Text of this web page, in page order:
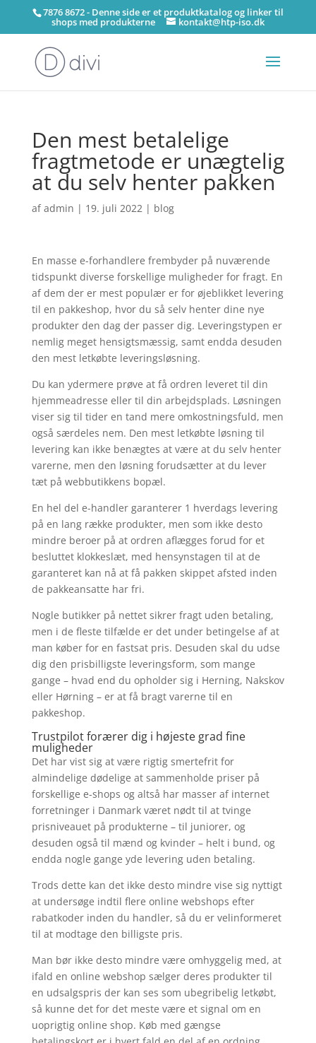
7876 8672 - Denne side er et produktkatalog og linker til
shops med produkterne kontakt@htp-iso.dk
Den mest betalelige
fragtmetode er unægtelig
at du selv henter pakken
afadmin | 19. juli 2022| blog
En masse e-forhandlere frembyder på nuværende
tidspunkt diverse forskellige muligheder for fragt. En
af dem der er mest populær er for øjeblikket levering
til en pakkeshop, hvor du så selv henter dine nye
produkter den dag der passer dig. Leveringstypen er
nemlig meget hensigtsmæssig, samt endda desuden
den mest letkøbte leveringsløsning.
Du kan ydermere prøve at få ordren leveret til din
hjemmeadresse eller til din arbejdsplads. Løsningen
viser sig til tider en tand mere omkostningsfuld, men
også særdeles nem. Den mest letkøbte løsning til
levering kan ikke benægtes at være at du selv henter
varerne, men den løsning forudsætter at du lever
tæt på webbutikkens bopæl.
En hel del e-handler garanterer 1 hverdags levering
på en lang række produkter, men som ikke desto
mindre beroer på at ordren aflægges forud for et
besluttet klokkeslæt, med hensynstagen til at de
garanteret kan nå at få pakken skippet afsted inden
de pakkeansatte har fri.
Nogle butikker på nettet sikrer fragt uden betaling,
men i de fleste tilfælde er det under betingelse af at
man køber for en fastsat pris. Desuden skal du udse
dig den prisbilligste leveringsform, som mange
gange – hvad end du opholder sig i Herning, Nakskov
eller Hørning – er at få bragt varerne til en
pakkeshop.
Trustpilot forærer dig i højeste grad fine
muligheder
Det har vist sig at være rigtig smertefrit for
almindelige dødelige at sammenholde priser på
forskellige e-shops og altså har masser af internet
forretninger i Danmark været nødt til at tvinge
prisniveauet på produkterne – til juniorer, og
desuden også til mænd og kvinder – helt i bund, og
endda nogle gange yde levering uden betaling.
Trods dette kan det ikke desto mindre vise sig nyttigt
at undersøge indtil flere online webshops efter
rabatkoder inden du handler, så du er velinformeret
til at modtage den billigste pris.
Man bør ikke desto mindre være omhyggelig med, at
ifald en online webshop sælger deres produkter til
en udsalgspris der kan ses som ubegribelig letkøbt,
så kunne det for det meste være et signal om en
uoprigtig online shop. Køb med gængse